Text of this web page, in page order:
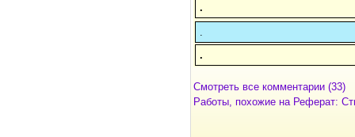
.
.
Смотреть все комментарии (33)
Работы, похожие на Реферат: